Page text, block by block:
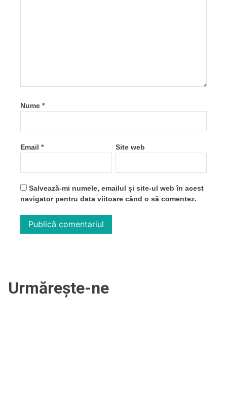
Nume *
Email * Site web
Salvează-mi numele, emailul și site-ul web în acest
navigator pentru data viitoare când o să comentez.
Urmărește-ne